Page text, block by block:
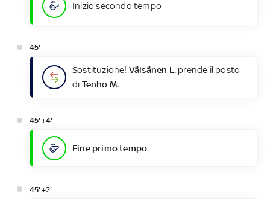
Inizio secondo tempo
45'
Sostituzione! Väisänen L. prende il posto
di Tenho M.
45'+4'
Fine primo tempo
45'+2'